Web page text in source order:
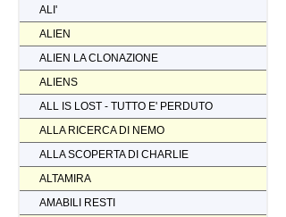
ALI'
ALIEN
ALIEN LA CLONAZIONE
ALIENS
ALL IS LOST - TUTTO E' PERDUTO
ALLA RICERCA DI NEMO
ALLA SCOPERTA DI CHARLIE
ALTAMIRA
AMABILI RESTI